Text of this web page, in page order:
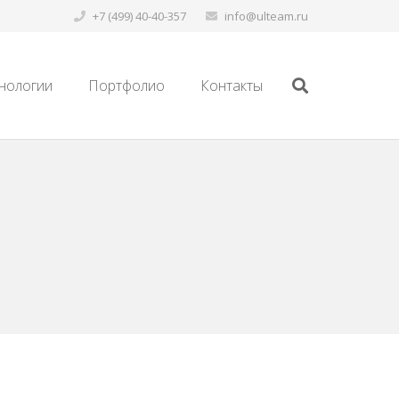
+7 (499) 40-40-357 info@ulteam.ru
Портфолио Контакты